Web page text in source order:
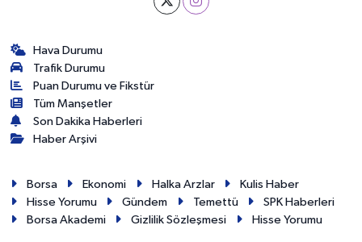
Hava Durumu
Trafik Durumu
Puan Durumu ve Fikstür
Tüm Manşetler
Son Dakika Haberleri
Haber Arşivi
Borsa Ekonomi Halka Arzlar
Kulis Haber
Hisse Yorumu
Gündem Temettü
SPK Haberleri
Borsa Akademi
Gizlilik Sözleşmesi Hisse Yorumu